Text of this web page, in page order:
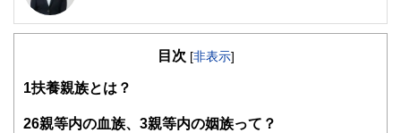
確定拠出年金相談ねっと認定FP
る。結婚で専業主婦となるが夫の独立を機に経理・総務に転
ーチング資格も習得し、金銭面だけでなく心の面からも「幸
融商品を売らない独立系ファイナンシャル・プランナー。
目次 [非表示]
1扶養親族とは？
26親等内の血族、3親等内の姻族って？